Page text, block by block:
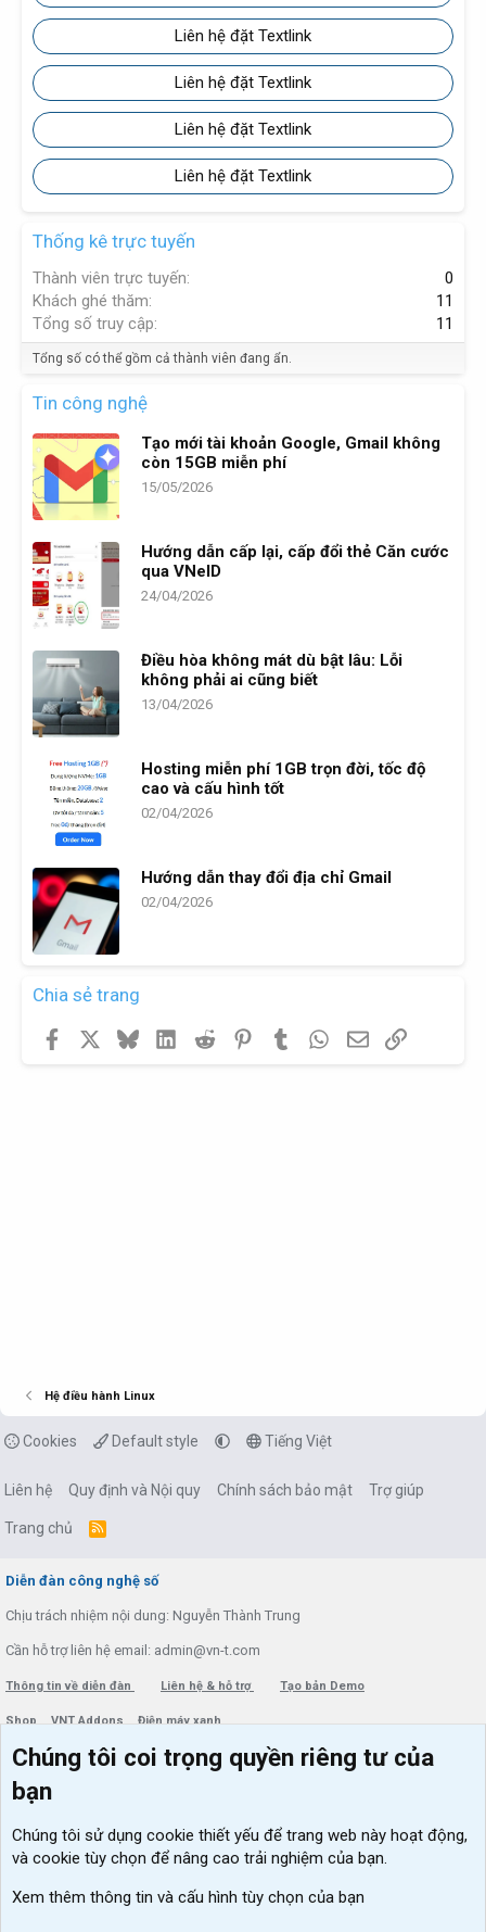
Liên hệ đặt Textlink
Liên hệ đặt Textlink
Liên hệ đặt Textlink
Liên hệ đặt Textlink
Thống kê trực tuyến
Thành viên trực tuyến
0
Khách ghé thăm
11
Tổng số truy cập
11
Tổng số có thể gồm cả thành viên đang ẩn.
Tin công nghệ
Tạo mới tài khoản Google, Gmail không
còn 15GB miễn phí
15/05/2026
Hướng dẫn cấp lại, cấp đổi thẻ Căn cước
qua VNeID
24/04/2026
Điều hòa không mát dù bật lâu: Lỗi
không phải ai cũng biết
13/04/2026
Hosting miễn phí 1GB trọn đời, tốc độ
cao và cấu hình tốt
02/04/2026
Hướng dẫn thay đổi địa chỉ Gmail
02/04/2026
Chia sẻ trang
Facebook BlueskyLinkedInReddit PinterestTumblr WhatsApp
EmailLink
Hệ điều hành Linux
Cookies Default style Tiếng Việt
Liên hệ Quy định và Nội quy Chính sách bảo mật Trợ giúp
Trang chủ
R
Diễn đàn công nghệ số
Chịu trách nhiệm nội dung: Nguyễn Thành Trung
Cần hỗ trợ liên hệ email: admin@vn-t.com
Thông tin về diễn đàn Liên hệ & hỗ trợ Tạo bản Demo
Shop VNT Addons Điện máy xanh
Menu thành viên
Đăng nhập
Diễn đàn
Kích hoạt Windows/ Office miễn phí
VIP add-ons Xenforo
Khuyến mãi và tài trợ
Chúng tôi coi trọng quyền riêng tư của
bạn
Chúng tôi sử dụng cookie thiết yếu để trang web này hoạt động,
và cookie tùy chọn để nâng cao trải nghiệm của bạn.
Xem thêm thông tin và cấu hình tùy chọn của bạn